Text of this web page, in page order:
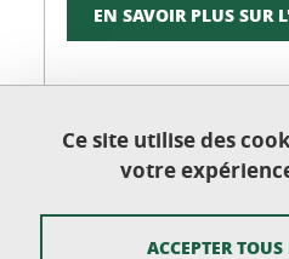
EN SAVOIR PLUS SUR
Ecole doctorale Langues,
GRENOBLE CEDEX 9
Ce site utilise des
votre
ACCEPTER